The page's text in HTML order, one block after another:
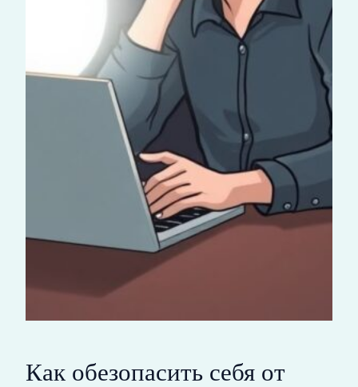
Как обезопасить себя от